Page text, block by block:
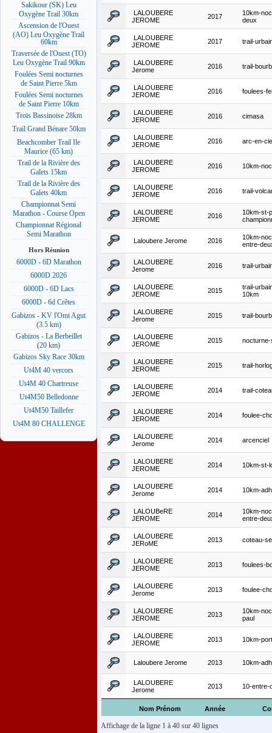
Sakikour (SK) Leu
Oxygène Trail 30km
Ascension de l'Ouest
(AO) Leu Oxygène Trail
60km
Traversée de l'Ouest (TO)
Leu Oxygène Trail 90km
Foulées Semi nocturnes
de Saint Pierre 5km
Foulées Semi nocturnes
de Saint Pierre 10km
Trois Bassinoise 28km
Trail Grand Bénare 50km
Beachcomber Trail Ile
Maurice (65 km)
Trail de la Rivière des
Galets 15km
Trail de la Rivière des
Galets 40km
Championnat Semi
Marathon - Course Open
Championnat Régional
Semi Marathon
Hors Réunion
6000D - 6D Marathon
6000D 2026
6000D - 6D Lacs
6000D - 6d Crêtes
Gabizos - KV l'Omi Agut
(3.5 km)
Gabizos - La Berbeillet
(20 km)
Gabizos Sky Race 30km
Ut4M 40 vercors
Ut4M 40 Chartreuse
Ut4M50 Belledonne
Ut4M50 Taillefer
Ut4M 80 CHALLENGE
Nom Prénom Année
LALOUBERE
JEROME
2017
10km-
deux
LALOUBERE
JEROME
2017 trail-
LALOUBERE
Jerome
2016 trail-
LALOUBERE
JEROME
2016 foulees-
LALOUBERE
JEROME
2016 cimasa
LALOUBERE
JEROME
2016 arc-en-
LALOUBERE
JEROME
2016 10km-
LALOUBERE
JEROME
2016 trail-
LALOUBERE
JEROME
2016
10km-st-
Laloubere Jerome 2016
10km-
entre-
LALOUBERE
Jerome
2016 trail-
LALOUBERE
JEROME
2015
trail-
10km
LALOUBERE
Jerome
2015 trail-
LALOUBERE
JEROME
2015 nocturne-
LALOUBERE
JEROME
2015 trail-
LALOUBERE
JEROME
2014 trail-
LALOUBERE
JEROME
2014 foulee-
LALOUBERE
Jerome
2014 arcenciel
LALOUBERE
JEROME
2014 10km-st-
LALOUBERE
Jerome
2014 10km-adh
LALOUBeRE
JEROME
2014
10km-
entre-
LALOUBERE
JERoME
2013 coteau-
LALOUBERE
JEROME
2013 foulees-
LALOUBERE
Jerome
2013 foulee-
LALOUBERE
JEROME
2013
10km-
paul
LALOUBERE
JEROME
2013 10km-
Laloubere Jerome 2013 10km-adh
LALOUBERE
Jerome
2013 10-entre-
Affichage de la ligne 1 à 40 sur 40 lignes